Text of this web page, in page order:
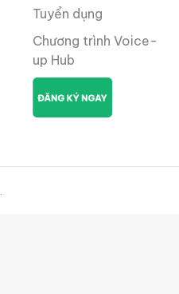
Tuyển dụng
Chương trình Voice-
up Hub